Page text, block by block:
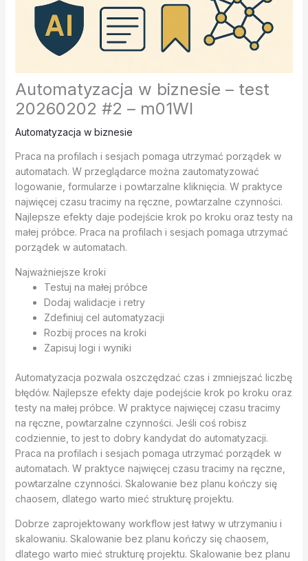
Automatyzacja w biznesie – test
20260202 #2 – m01WI
Automatyzacja w biznesie
Praca na profilach i sesjach pomaga utrzymać porządek w
automatach. W przeglądarce można zautomatyzować
logowanie, formularze i powtarzalne kliknięcia. W praktyce
najwięcej czasu tracimy na ręczne, powtarzalne czynności.
Najlepsze efekty daje podejście krok po kroku oraz testy na
małej próbce. Praca na profilach i sesjach pomaga utrzymać
porządek w automatach.
Najważniejsze kroki
Testuj na małej próbce
Dodaj walidacje i retry
Zdefiniuj cel automatyzacji
Rozbij proces na kroki
Zapisuj logi i wyniki
Automatyzacja pozwala oszczędzać czas i zmniejszać liczbę
błędów. Najlepsze efekty daje podejście krok po kroku oraz
testy na małej próbce. W praktyce najwięcej czasu tracimy
na ręczne, powtarzalne czynności. Jeśli coś robisz
codziennie, to jest to dobry kandydat do automatyzacji.
Praca na profilach i sesjach pomaga utrzymać porządek w
automatach. W praktyce najwięcej czasu tracimy na ręczne,
powtarzalne czynności. Skalowanie bez planu kończy się
chaosem, dlatego warto mieć strukturę projektu.
Dobrze zaprojektowany workflow jest łatwy w utrzymaniu i
skalowaniu. Skalowanie bez planu kończy się chaosem,
dlatego warto mieć strukturę projektu. Skalowanie bez planu